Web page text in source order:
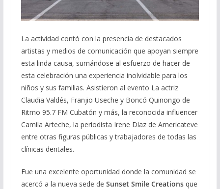
La actividad contó con la presencia de destacados
artistas y medios de comunicación que apoyan siempre
esta linda causa, sumándose al esfuerzo de hacer de
esta celebración una experiencia inolvidable para los
niños y sus familias. Asistieron al evento La actriz
Claudia Valdés, Franjio Useche y Boncó Quinongo de
Ritmo 95.7 FM Cubatón y más, la reconocida influencer
Camila Arteche, la periodista Irene Díaz de Americateve
entre otras figuras públicas y trabajadores de todas las
clínicas dentales.
Fue una excelente oportunidad donde la comunidad se
acercó a la nueva sede de Sunset Smile Creationsque